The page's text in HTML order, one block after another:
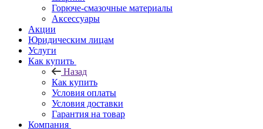
Горюче-смазочные материалы
Аксессуары
Акции
Юридическим лицам
Услуги
Как купить
Назад
Как купить
Условия оплаты
Условия доставки
Гарантия на товар
Компания